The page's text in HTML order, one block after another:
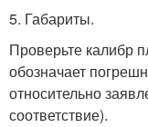
5. Габариты.
Проверьте калибр
обозначает
относительно
соответствие).